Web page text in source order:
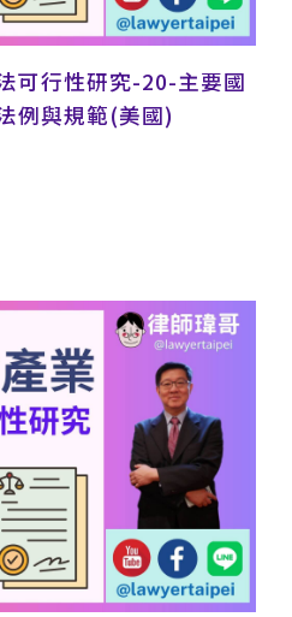
可行性研究-20-主要國
例與規範(美國)